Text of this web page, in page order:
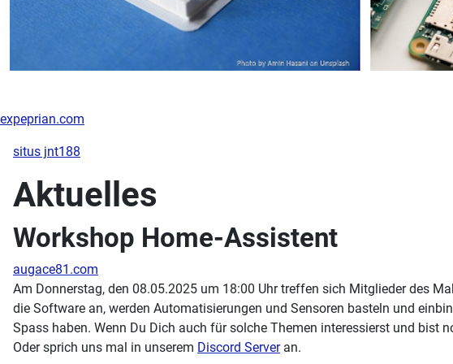
situs jnt188
Aktuelles
Workshop Home-Assistent
augace81.com
Am Donnerstag, den 08.05.2025 um 18:00 Uhr treffen sich Mitglieder des
die Software an, werden Automatisierungen und Sensoren basteln und
Spass haben. Wenn Du Dich auch für solche Themen interessierst und
Oder sprich uns mal in unserem Discord Serveran.
expeprian.com